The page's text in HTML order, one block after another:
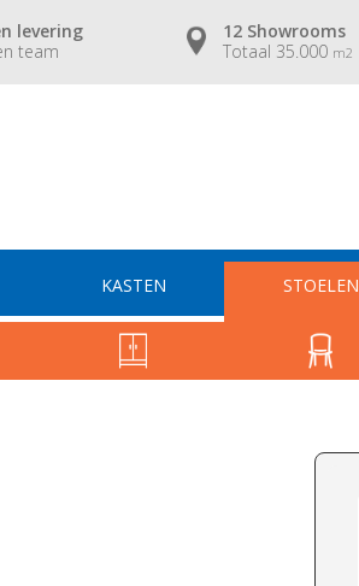
levering
team
12 Showrooms
Totaal 35.000 m2
KASTEN STOELEN